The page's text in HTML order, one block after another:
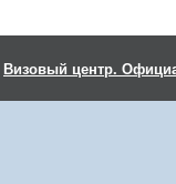
Визовый центр.